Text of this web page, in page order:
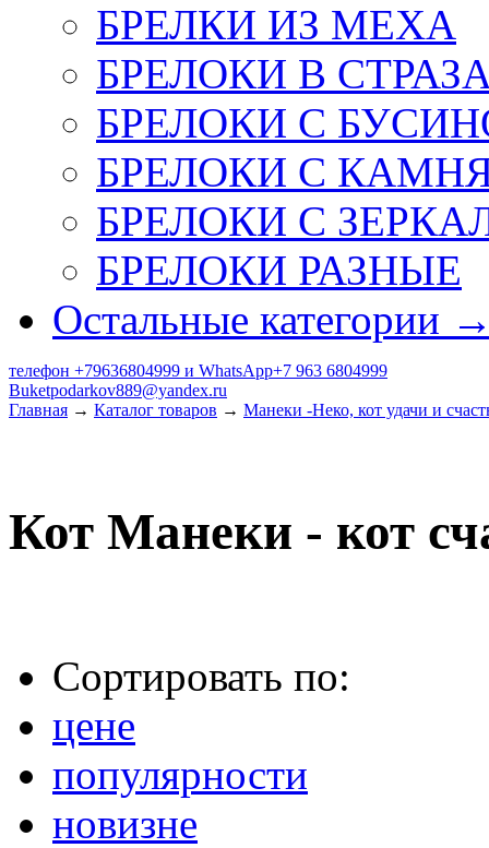
БРЕЛКИ ИЗ МЕХА
БРЕЛОКИ В
БРЕЛОКИ С
БРЕЛОКИ С
БРЕЛОКИ С
БРЕЛОКИ РАЗНЫЕ
Остальные категории
телефон +79636804999 и WhatsApp+7 963 6804999
Buketpodarkov889@yandex.ru
Главная → Каталог товаров → Манеки -Неко, кот удачи и
Кот Манеки - кот
Сортировать по:
цене
популярности
новизне